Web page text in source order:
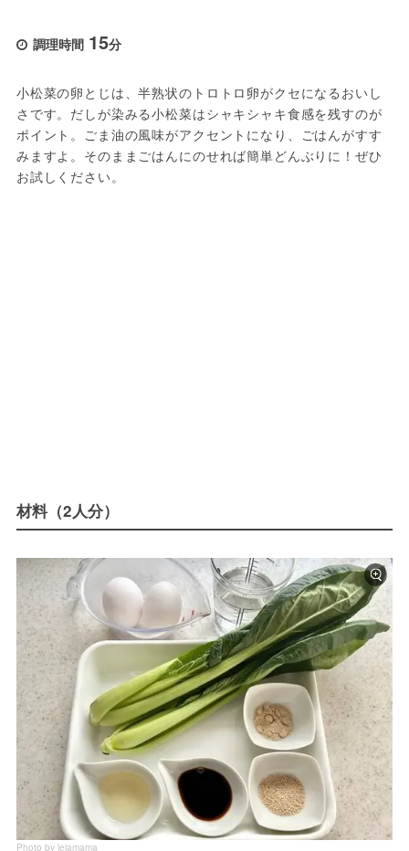
調理時間 15分
小松菜の卵とじは、半熟状のトロトロ卵がクセになるおいし
さです。だしが染みる小松菜はシャキシャキ食感を残すのが
ポイント。ごま油の風味がアクセントになり、ごはんがすす
みますよ。そのままごはんにのせれば簡単どんぶりに！ぜひ
お試しください。
材料（2人分）
Photo by leiamama